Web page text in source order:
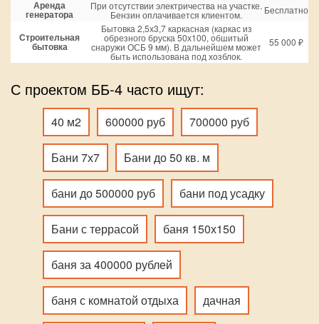
Аренда
генератора
При отсутствии электричества на участке.
Бензин оплачивается клиентом. Бесплатно
Строительная
бытовка
Бытовка 2,5х3,7 каркасная (каркас из
обрезного бруска 50х100, обшитый
снаружи ОСБ 9 мм). В дальнейшем может
быть использована под хозблок.
55 000 ₽
С проектом ББ-4 часто ищут:
40 м2 600000 руб 700000 руб
Бани 7х7 Бани до 50 кв. м
бани до 500000 руб бани под усадку
Бани с террасой баня 150х150
баня за 400000 рублей
баня с комнатой отдыха дачная